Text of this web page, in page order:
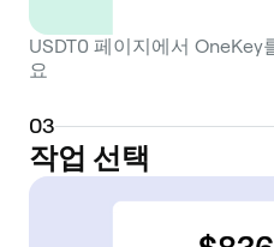
USDT0 페이지에서 OneKey
요
03
작업 선택